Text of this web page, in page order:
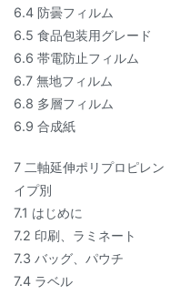
6.4 防曇フィルム
6.5 食品包装用グレード
6.6 帯電防止フィルム
6.7 無地フィルム
6.8 多層フィルム
6.9 合成紙
7 二軸延伸ポリプロピレン
イプ別
7.1 はじめに
7.2 印刷、ラミネート
7.3 バッグ、パウチ
7.4 ラベル